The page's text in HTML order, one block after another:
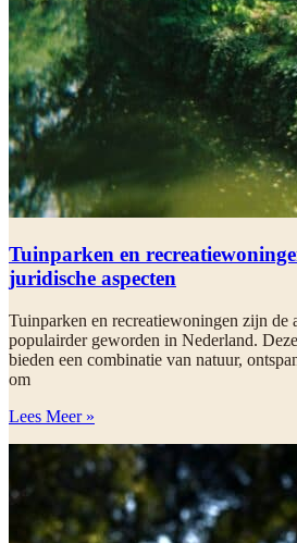
Tuinparken en
juridische aspecten
Tuinparken en recreatiewoningen zijn de
populairder geworden in Nederland.
bieden een combinatie van natuur,
om
Lees Meer »